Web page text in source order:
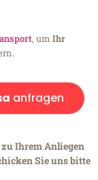
, um Ihr
anfragen
Ihrem Anliegen
Sie uns bitte